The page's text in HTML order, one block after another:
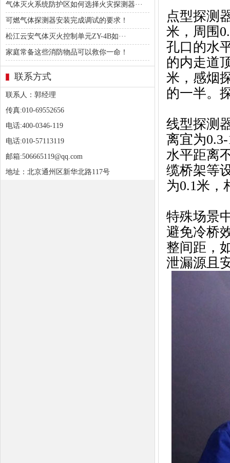
气体灭火系统防护区如何选择火灾探测器···
可燃气体探测器安装完成调试的要求！
松江云安气体灭火控制单元ZY-4B如···
家庭常备这些消防物品可以救你一命！
联系方式
联系人：郭经理
传真:010-69552656
电话:400-0346-119
电话:010-57113119
邮箱:506665119@qq.com
地址：北京通州区新华北路117号
点型探测
米，周围
孔口的水
的内走道
米，感烟
的一半。
线型探测
离宜为
水平距离
缆桥架等
为0.1米，
特殊场景‌
避免冷桥
整间距，
泄漏源且